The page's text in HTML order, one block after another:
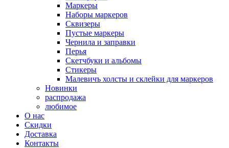
Маркеры
Наборы маркеров
Сквизеры
Пустые маркеры
Чернила и заправки
Перья
Скетчбуки и альбомы
Стикеры
Малевичъ холсты и склейки для маркеров
Новинки
распродажа
любимое
О нас
Скидки
Доставка
Контакты